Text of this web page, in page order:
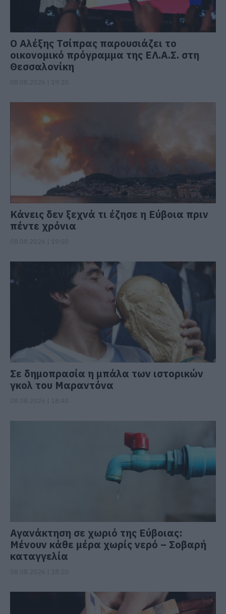
Ο Αλέξης Τσίπρας παρουσιάζει το
οικονομικό πρόγραμμα της ΕΛ.Α.Σ. στη
Θεσσαλονίκη
Κάνεις δεν ξεχνά τι έζησε η Εύβοια πριν
πέντε χρόνια
Σε δημοπρασία η μπάλα των ιστορικών
γκολ του Μαραντόνα
Αγανάκτηση σε χωριό της Εύβοιας:
Μένουν κάθε μέρα χωρίς νερό – Σοβαρή
καταγγελία